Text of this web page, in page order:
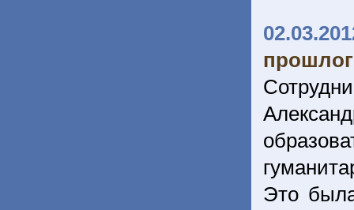
Это